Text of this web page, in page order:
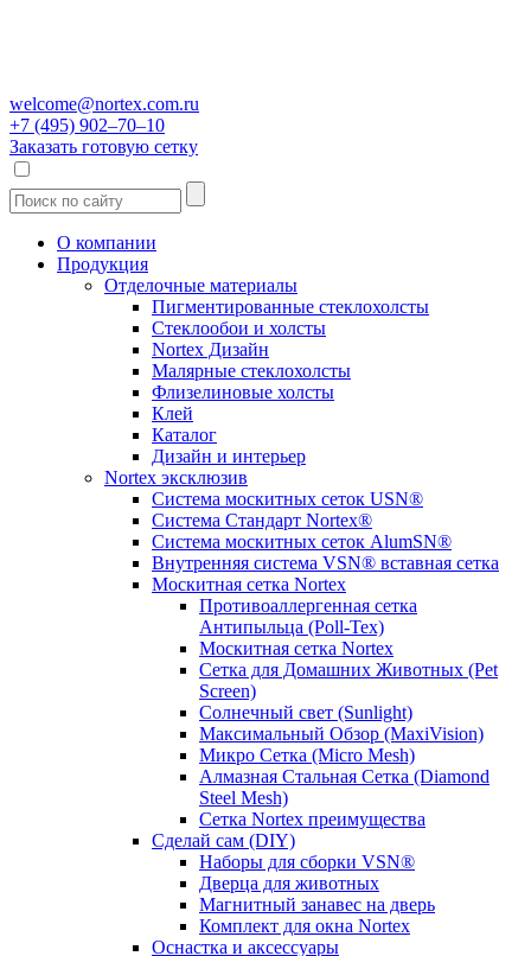
welcome@nortex.com.ru
+7 (495) 902–70–10
Заказать готовую сетку
О компании
Продукция
Отделочные материалы
Пигментированные стеклохолсты
Стеклообои и холсты
Nortex Дизайн
Малярные стеклохолсты
Флизелиновые холсты
Клей
Каталог
Дизайн и интерьер
Nortex эксклюзив
Система москитных сеток USN®
Система Стандарт Nortex®
Система москитных сеток AlumSN®
Внутренняя система VSN® вставная сетка
Москитная сетка Nortex
Противоаллергенная сетка
Антипыльца (Poll-Tex)
Москитная сетка Nortex
Сетка для Домашних Животных (Pet
Screen)
Солнечный свет (Sunlight)
Максимальный Обзор (MaxiVision)
Микро Сетка (Micro Mesh)
Алмазная Стальная Сетка (Diamond
Steel Mesh)
Сетка Nortex преимущества
Сделай сам (DIY)
Наборы для сборки VSN®
Дверца для животных
Магнитный занавес на дверь
Комплект для окна Nortex
Оснастка и аксессуары